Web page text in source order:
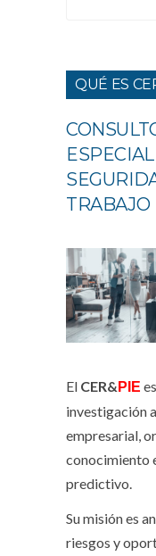
QUÉ ES
TRABAJO
El CER& PIE
investigación
empresarial,
conocimiento
predictivo.
Su misión es
riesgos y